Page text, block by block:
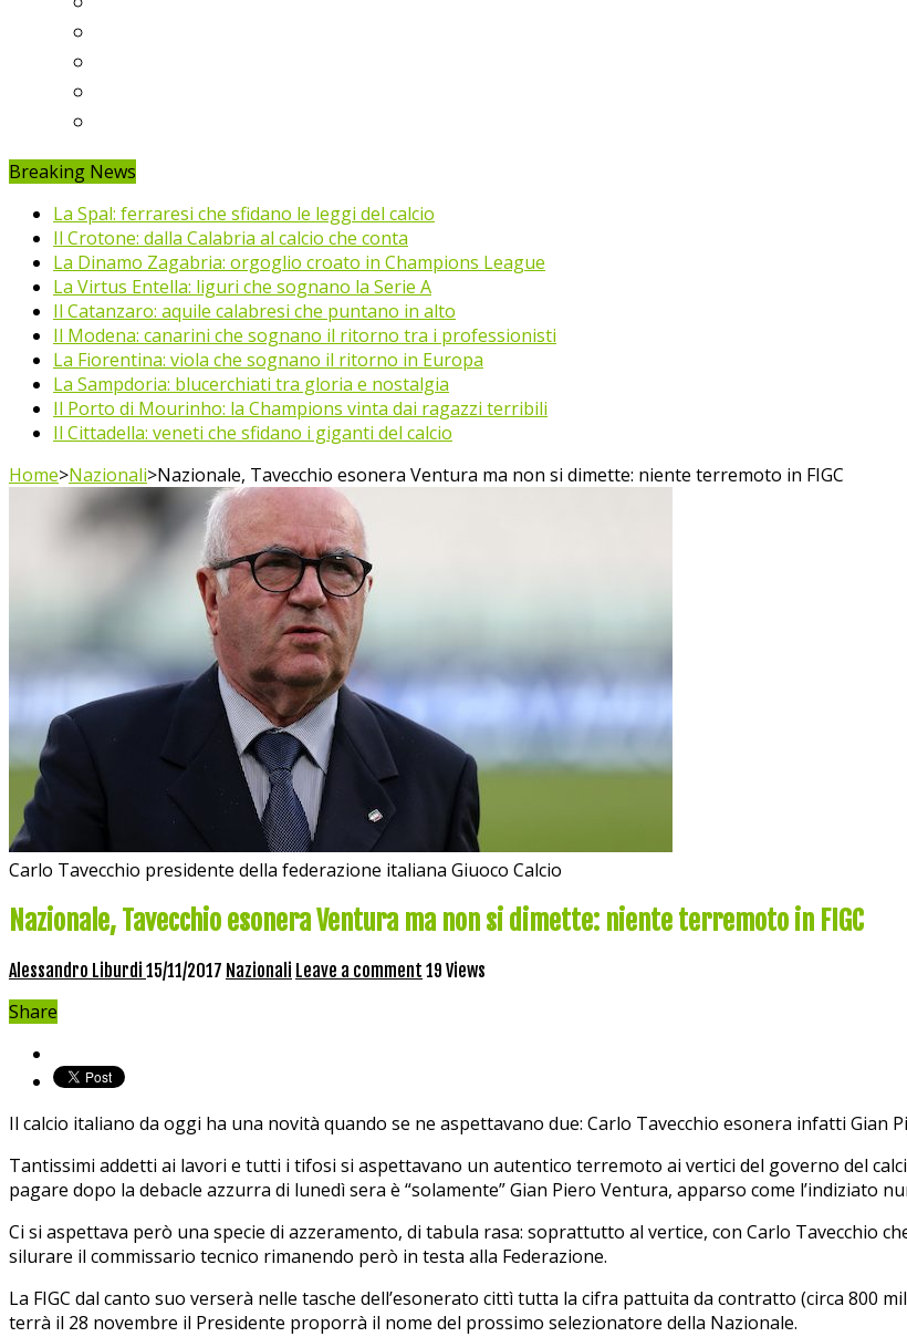
Breaking News
La Spal: ferraresi che sfidano le leggi del calcio
Il Crotone: dalla Calabria al calcio che conta
La Dinamo Zagabria: orgoglio croato in Champions League
La Virtus Entella: liguri che sognano la Serie A
Il Catanzaro: aquile calabresi che puntano in alto
Il Modena: canarini che sognano il ritorno tra i professionisti
La Fiorentina: viola che sognano il ritorno in Europa
La Sampdoria: blucerchiati tra gloria e nostalgia
Il Porto di Mourinho: la Champions vinta dai ragazzi terribili
Il Cittadella: veneti che sfidano i giganti del calcio
Home>Nazionali>Nazionale, Tavecchio esonera Ventura ma non si dimette: niente terremoto in FIGC
Carlo Tavecchio presidente della federazione italiana Giuoco Calcio
Nazionale, Tavecchio esonera Ventura ma non si dimette: niente terremoto in FIGC
Alessandro Liburdi 15/11/2017 Nazionali Leave a comment 19 Views
Share
Il calcio italiano da oggi ha una novità quando se ne aspettavano due: Carlo Tavecchio esonera infatti Gian
Tantissimi addetti ai lavori e tutti i tifosi si aspettavano un autentico terremoto ai vertici del governo del
pagare dopo la debacle azzurra di lunedì sera è “solamente” Gian Piero Ventura, apparso come l’indiziato
Ci si aspettava però una specie di azzeramento, di tabula rasa: soprattutto al vertice, con Carlo Tavecchio
silurare il commissario tecnico rimanendo però in testa alla Federazione.
La FIGC dal canto suo verserà nelle tasche dell’esonerato cittì tutta la cifra pattuita da contratto (circa 800
terrà il 28 novembre il Presidente proporrà il nome del prossimo selezionatore della Nazionale.